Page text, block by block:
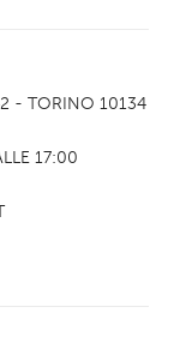
- TORINO 10134
17:00